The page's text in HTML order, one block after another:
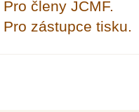
Pro členy JČMF.
Pro zástupce tisku.